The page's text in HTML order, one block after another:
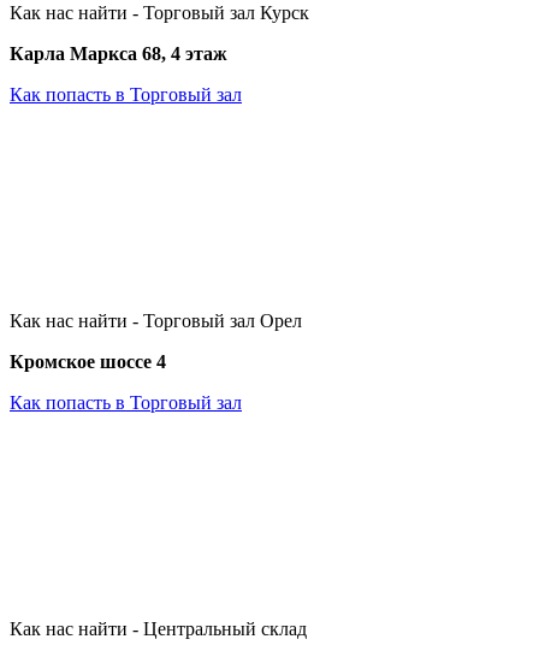
Как нас найти - Торговый зал Курск
Карла Маркса 68, 4 этаж
Как попасть в Торговый зал
Как нас найти - Торговый зал Орел
Кромское шоссе 4
Как попасть в Торговый зал
Как нас найти - Центральный склад